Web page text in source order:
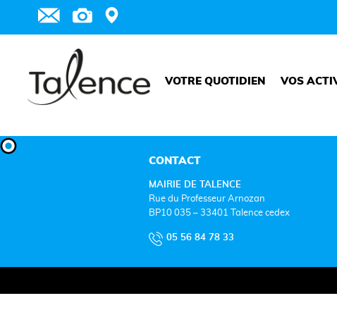
VOTRE QUOTIDIEN VOS
CONTACT
MAIRIE DE TALENCE
Rue du Professeur Arnozan
BP10 035 – 33401 Talence cedex
05 56 84 78 33